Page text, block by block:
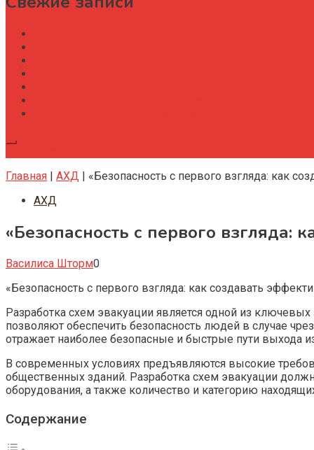
Главная | АХД | «Безопасность с первого взгляда: как
АХД
«Безопасность с первого
Василиса Шторм0
«Безопасность с первого взгляда: как создавать
Разработка схем эвакуации является одной из
позволяют обеспечить безопасность людей в случае
отражает наиболее безопасные и быстрые пути выхода
В современных условиях предъявляются высокие
общественных зданий. Разработка схем эвакуации
оборудования, а также количество и категорию
Содержание